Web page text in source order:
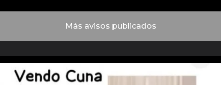
Más avisos publicados